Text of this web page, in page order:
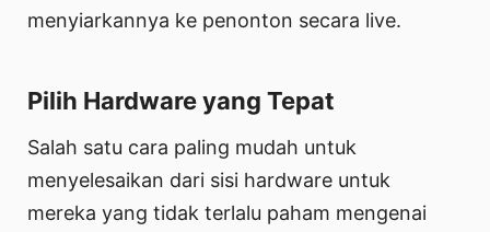
menyiarkannya ke penonton secara live.
Pilih Hardware yang Tepat
Salah satu cara paling mudah untuk
menyelesaikan dari sisi hardware untuk
mereka yang tidak terlalu paham mengenai